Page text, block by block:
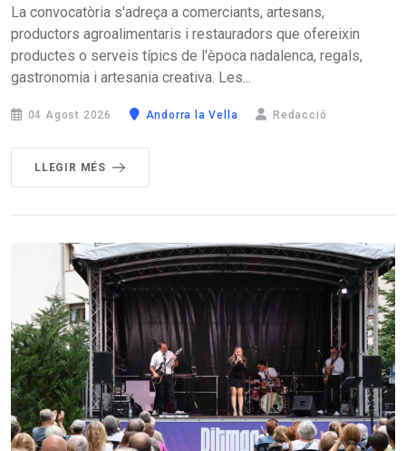
La convocatòria s'adreça a comerciants, artesans,
productors agroalimentaris i restauradors que ofereixin
productes o serveis típics de l'època nadalenca, regals,
gastronomia i artesania creativa. Les...
04 Agost 2026 Andorra la Vella Redacció
LLEGIR MÉS